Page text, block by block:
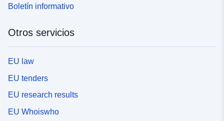
Boletín informativo
Otros servicios
EU law
EU tenders
EU research results
EU Whoiswho